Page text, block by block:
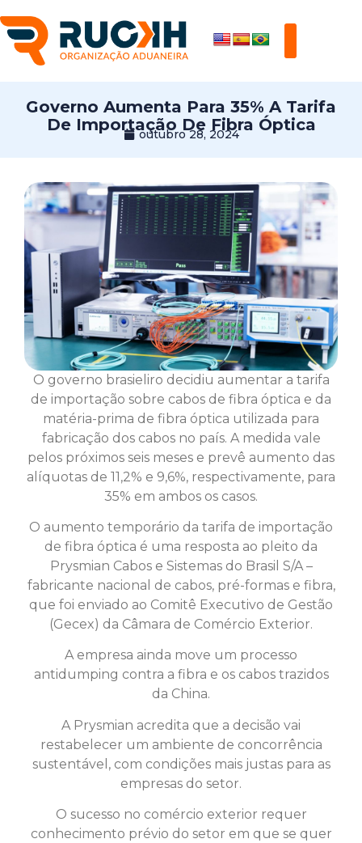
Governo Aumenta Para 35% A Tarifa
De Importação De Fibra Óptica
outubro 28, 2024
O governo brasieliro decidiu aumentar a tarifa
de importação sobre cabos de fibra óptica e da
matéria-prima de fibra óptica utilizada para
fabricação dos cabos no país. A medida vale
pelos próximos seis meses e prevê aumento das
alíquotas de 11,2% e 9,6%, respectivamente, para
35% em ambos os casos.
O aumento temporário da tarifa de importação
de fibra óptica é uma resposta ao pleito da
Prysmian Cabos e Sistemas do Brasil S/A –
fabricante nacional de cabos, pré-formas e fibra,
que foi enviado ao Comitê Executivo de Gestão
(Gecex) da Câmara de Comércio Exterior.
A empresa ainda move um processo
antidumping contra a fibra e os cabos trazidos
da China.
A Prysmian acredita que a decisão vai
restabelecer um ambiente de concorrência
sustentável, com condições mais justas para as
empresas do setor.
O sucesso no comércio exterior requer
conhecimento prévio do setor em que se quer